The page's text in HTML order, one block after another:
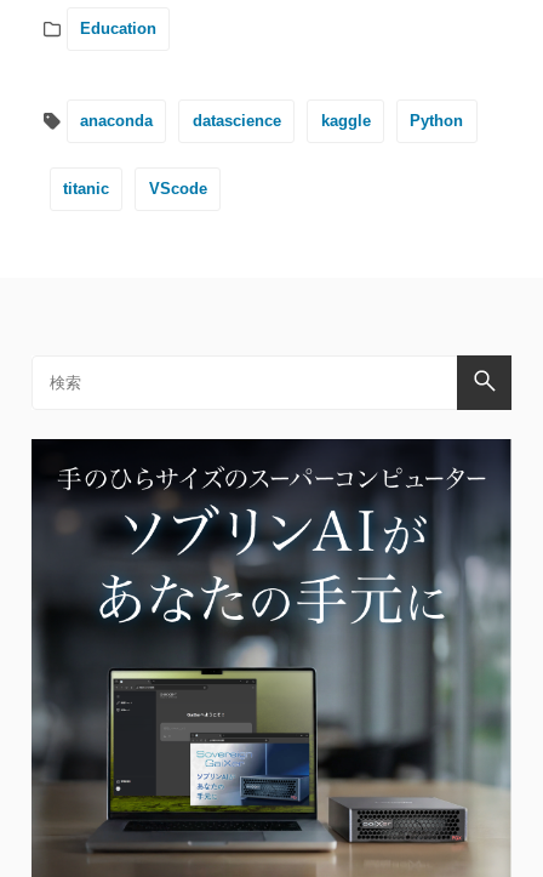
Education
anaconda datascience kaggle Python
titanic VScode